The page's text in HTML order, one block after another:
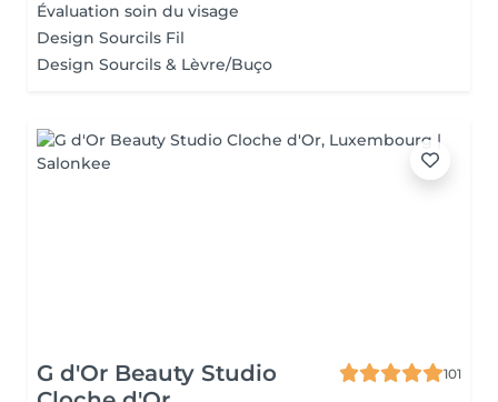
Évaluation soin du visage
Design Sourcils Fil
Design Sourcils & Lèvre/Buço
G d'Or Beauty Studio
101